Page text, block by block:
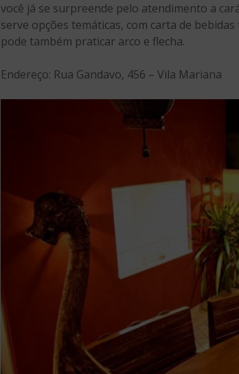
você já se surpreende pelo atendimento a
serve opções temáticas, com carta de
pode também praticar arco e flecha.
Endereço: Rua Gandavo, 456 – Vila Mariana